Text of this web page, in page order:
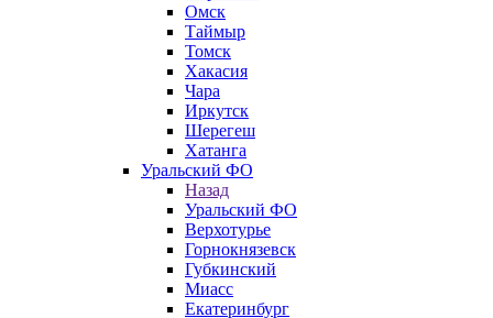
Омск
Таймыр
Томск
Хакасия
Чара
Иркутск
Шерегеш
Хатанга
Уральский ФО
Назад
Уральский ФО
Верхотурье
Горнокнязевск
Губкинский
Миасс
Екатеринбург